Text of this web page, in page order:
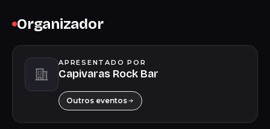
Organizador
APRESENTADO POR
Capivaras Rock Bar
Outros eventos